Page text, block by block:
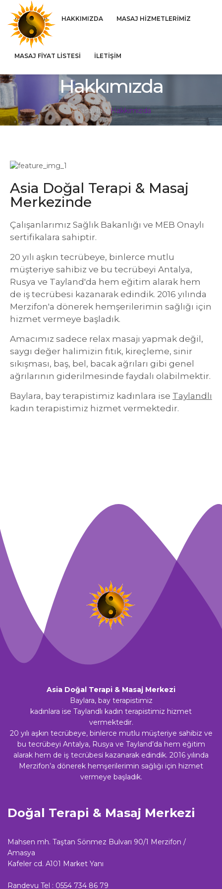
ANASAYFA HAKKIMIZDA MASAJ HIZMETLERIMIZ
MASAJ FIYAT LISTESI İLETIŞIM
Hakkımızda
Anasayfa Hakkımızda
Asia Doğal Terapi & Masaj
Merkezinde
Çalışanlarımız Sağlık Bakanlığı ve MEB Onaylı
sertifikalara sahiptir.
20 yılı aşkın tecrübeye, binlerce mutlu
müşteriye sahibiz ve bu tecrübeyi Antalya,
Rusya ve Tayland'da hem eğitim alarak hem
de iş tecrübesi kazanarak edindik. 2016 yılında
Merzifon'a dönerek hemşerilerimin sağlığı için
hizmet vermeye başladık.
Amacımız sadece relax masajı yapmak değil,
saygı değer halimizin fıtık, kireçleme, sinir
sıkışması, baş, bel, bacak ağrıları gibi genel
ağrılarının giderilmesinde faydalı olabilmektir.
Baylara, bay terapistimiz kadınlara ise Taylandlı
kadın terapistimiz hizmet vermektedir.
Asia Doğal Terapi & Masaj Merkezi
Baylara, bay terapistimiz
kadınlara ise Taylandlı kadın terapistimiz hizmet
vermektedir.
20 yılı aşkın tecrübeye, binlerce mutlu müşteriye sahibiz ve
bu tecrübeyi Antalya, Rusya ve Tayland’da hem eğitim
alarak hem de iş tecrübesi kazanarak edindik. 2016 yılında
Merzifon’a dönerek hemşerilerimin sağlığı için hizmet
vermeye başladık.
Doğal Terapi & Masaj Merkezi
Mahsen mh. Taştan Sönmez Bulvarı 90/1 Merzifon /
Amasya
Kafeler cd. A101 Market Yanı
Randevu Tel : 0554 734 86 79